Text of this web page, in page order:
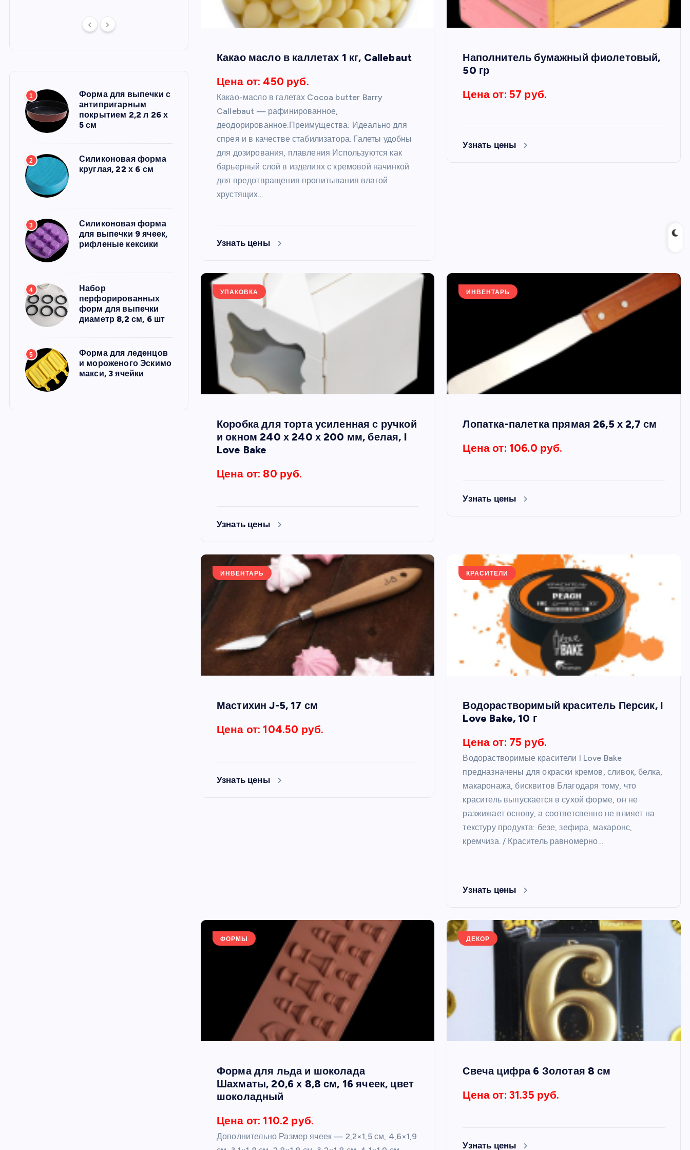
1
Форма для выпечки с
антипригарным
покрытием 2,2 л 26 х
5 см
2
Силиконовая форма
круглая, 22 х 6 см
3
Силиконовая форма
для выпечки 9 ячеек,
рифленые кексики
4
Набор
перфорированных
форм для выпечки
диаметр 8,2 см, 6 шт
5
Форма для леденцов
и мороженого Эскимо
макси, 3 ячейки
Какао масло в каллетах 1 кг, Callebaut
Цена от: 450 руб.
Какао-масло в галетах Cocoa butter Barry
Callebaut — рафинированное,
деодорированное.Преимущества: Идеально для
спрея и в качестве стабилизатора. Галеты удобны
для дозирования, плавления Используются как
барьерный слой в изделиях с кремовой начинкой
для предотвращения пропитывания влагой
хрустящих…
Узнать цены
Наполнитель бумажный фиолетовый,
50 гр
Цена от: 57 руб.
Узнать цены
УПАКОВКА
Коробка для торта усиленная с ручкой
и окном 240 х 240 х 200 мм, белая, I
Love Bake
Цена от: 80 руб.
Узнать цены
ИНВЕНТАРЬ
Лопатка-палетка прямая 26,5 х 2,7 см
Цена от: 106.0 руб.
Узнать цены
ИНВЕНТАРЬ
Мастихин J-5, 17 см
Цена от: 104.50 руб.
Узнать цены
КРАСИТЕЛИ
Водорастворимый краситель Персик, I
Love Bake, 10 г
Цена от: 75 руб.
Водорастворимые красители I Love Bake
предназначены для окраски кремов, сливок, белка,
макаронажа, бисквитов Благодаря тому, что
краситель выпускается в сухой форме, он не
разжижает основу, а соответсвенно не влияет на
текстуру продукта: безе, зефира, макаронс,
кремчиза. / Краситель равномерно…
Узнать цены
ФОРМЫ
Форма для льда и шоколада
Шахматы, 20,6 х 8,8 см, 16 ячеек, цвет
шоколадный
Цена от: 110.2 руб.
Дополнительно Размер ячеек — 2,2×1,5 см, 4,6×1,9
ДЕКОР
Свеча цифра 6 Золотая 8 см
Цена от: 31.35 руб.
Узнать цены